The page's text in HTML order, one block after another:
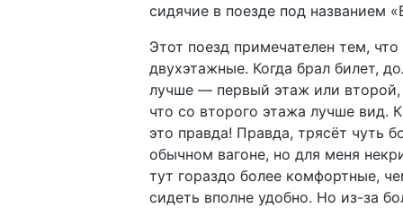
сидячие в поезде под названием
Этот поезд примечателен тем,
двухэтажные. Когда брал билет,
лучше — первый этаж или второй,
что со второго этажа лучше вид.
это правда! Правда, трясёт чуть
обычном вагоне, но для меня
тут гораздо более комфортные,
сидеть вполне удобно. Но из-за